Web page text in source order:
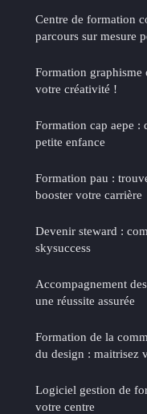
Centre de formation
parcours sur mesure
Formation
votre créativité !
Formation cap aepe :
petite enfance
Formation pau :
booster votre carrière
Devenir steward :
skysuccess
Accompagnement
une réussite assurée
Formation de la
du design : maitrisez
Logiciel gestion de
votre centre